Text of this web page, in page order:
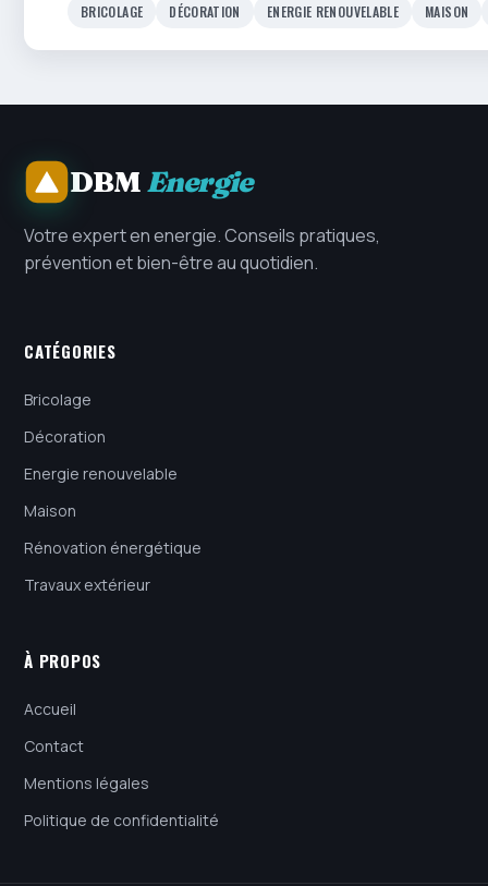
BRICOLAGE DÉCORATION ENERGIE RENOUVELABLE MAISON
DBMEnergie
Votre expert en energie. Conseils pratiques,
prévention et bien-être au quotidien.
CATÉGORIES
Bricolage
Décoration
Energie renouvelable
Maison
Rénovation énergétique
Travaux extérieur
À PROPOS
Accueil
Contact
Mentions légales
Politique de confidentialité